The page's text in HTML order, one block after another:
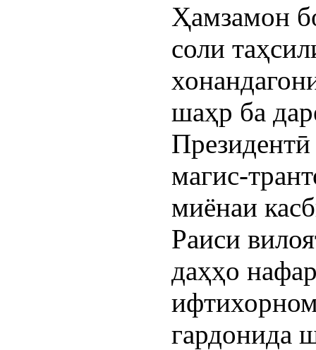
Ҳамзамон
соли
шаҳр ба
магис-
миёнаи
Раиси
даҳҳо
гардонида